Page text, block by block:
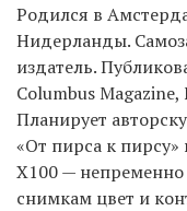
Родился в
Нидерланды.
издатель.
Columbus
Планирует
«От пирса к пирсу»
X100 —
снимкам цвет и